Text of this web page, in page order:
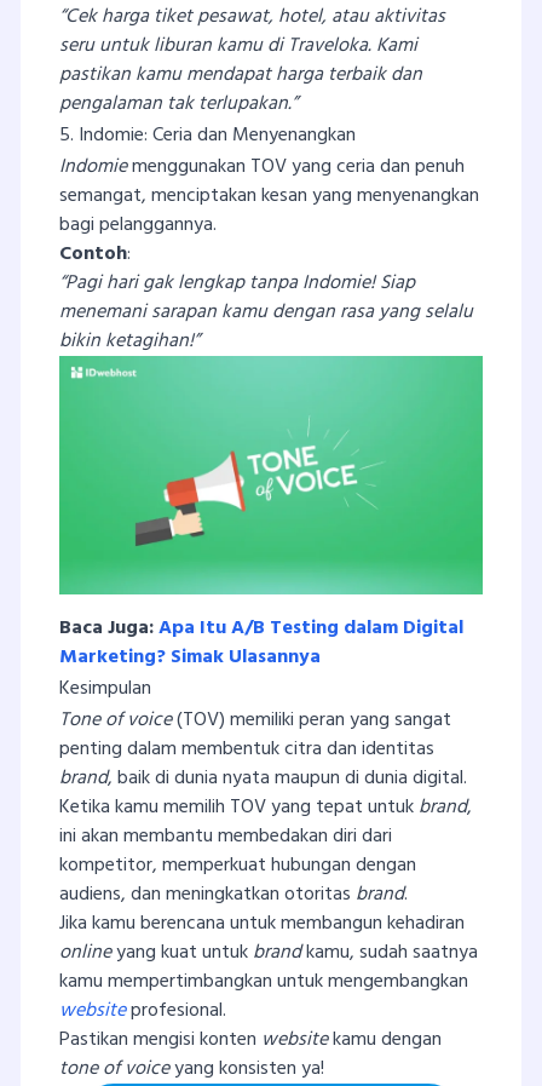
“Cek harga tiket pesawat, hotel, atau aktivitas
seru untuk liburan kamu di Traveloka. Kami
pastikan kamu mendapat harga terbaik dan
pengalaman tak terlupakan.”
5. Indomie: Ceria dan Menyenangkan
Indomiemenggunakan TOV yang ceria dan penuh
semangat, menciptakan kesan yang menyenangkan
bagi pelanggannya.
Contoh:
“Pagi hari gak lengkap tanpa Indomie! Siap
menemani sarapan kamu dengan rasa yang selalu
bikin ketagihan!”
Baca Juga:Apa Itu A/B Testing dalam Digital
Marketing? Simak Ulasannya
Kesimpulan
Tone of voice(TOV) memiliki peran yang sangat
penting dalam membentuk citra dan identitas
brand, baik di dunia nyata maupun di dunia digital.
Ketika kamu memilih TOV yang tepat untukbrand,
ini akan membantu membedakan diri dari
kompetitor, memperkuat hubungan dengan
audiens, dan meningkatkan otoritas brand.
Jika kamu berencana untuk membangun kehadiran
onlineyang kuat untukbrandkamu, sudah saatnya
kamu mempertimbangkan untuk mengembangkan
websiteprofesional.
Pastikan mengisi konten websitekamu dengan
tone of voiceyang konsisten ya!